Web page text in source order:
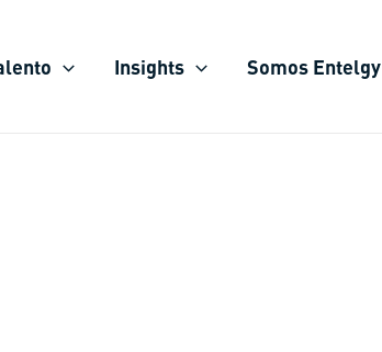
Insights Somos Entelgy